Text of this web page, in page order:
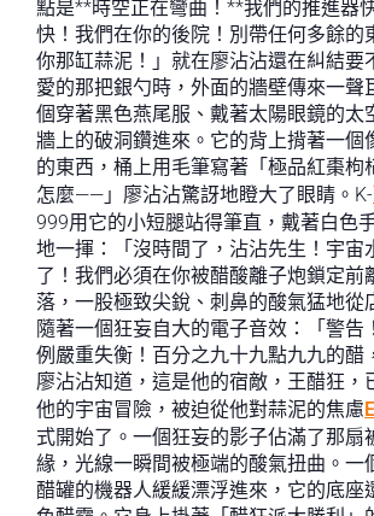
點是**時空正在彎曲！**我們的推進器
快！我們在你的後院！別帶任何多餘
你那缸蒜泥！」就在廖沾沾還在糾結要
愛的那把銀勺時，外面的牆壁傳來一聲
個穿著黑色燕尾服、戴著太陽眼鏡的太
牆上的破洞鑽進來。它的背上揹著一個
的東西，桶上用毛筆寫著「極品紅棗枸
怎麼——」廖沾沾驚訝地瞪大了眼睛。K-
999用它的小短腿站得筆直，戴著白色
地一揮：「沒時間了，沾沾先生！宇宙
了！我們必須在你被醋酸離子炮鎖定前
落，一股極致尖銳、刺鼻的酸氣猛地從
隨著一個狂妄自大的電子音效：「警告
例嚴重失衡！百分之九十九點九九的醋
廖沾沾知道，這是他的宿敵，王醋狂，
他的宇宙冒險，被迫從他對蒜泥的焦慮
式開始了。一個狂妄的影子佔滿了那扇
緣，光線一瞬間被極端的酸氣扭曲。一
醋罐的機器人緩緩漂浮進來，它的底座